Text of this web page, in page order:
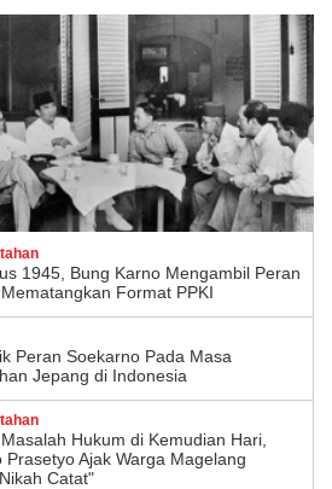
1945, Bung Karno Mengambil Peran
Format PPKI
Peran Soekarno Pada Masa
Jepang di Indonesia
Hukum di Kemudian Hari,
Prasetyo Ajak Warga Magelang
Catat"